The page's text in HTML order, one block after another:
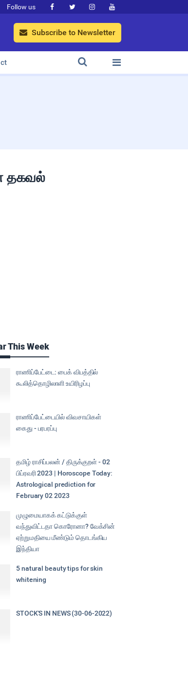
Follow us    
 Subscribe to Newsletter


தகவல்
This Week
ராணிப்பேட்டை: பைக் விபத்தில்
கூலித்தொழிலாளி உயிரிழப்பு
ராணிப்பேட்டையில் விவசாயிகள்
கைது - பரபரப்பு
தமிழ் ராசிப்பலன் / திருக்குறள் - 02
பிப்ரவரி 2023 | Horoscope Today:
Astrological prediction for
February 02 2023
முழுமையாகக் கட்டுக்குள்
வந்துவிட்டதா கொரோனா? வேக்சின்
ஏற்றுமதியை மீண்டும் தொடங்கிய
இந்தியா
5 natural beauty tips for skin
whitening
STOCK'S IN NEWS (30-06-2022)